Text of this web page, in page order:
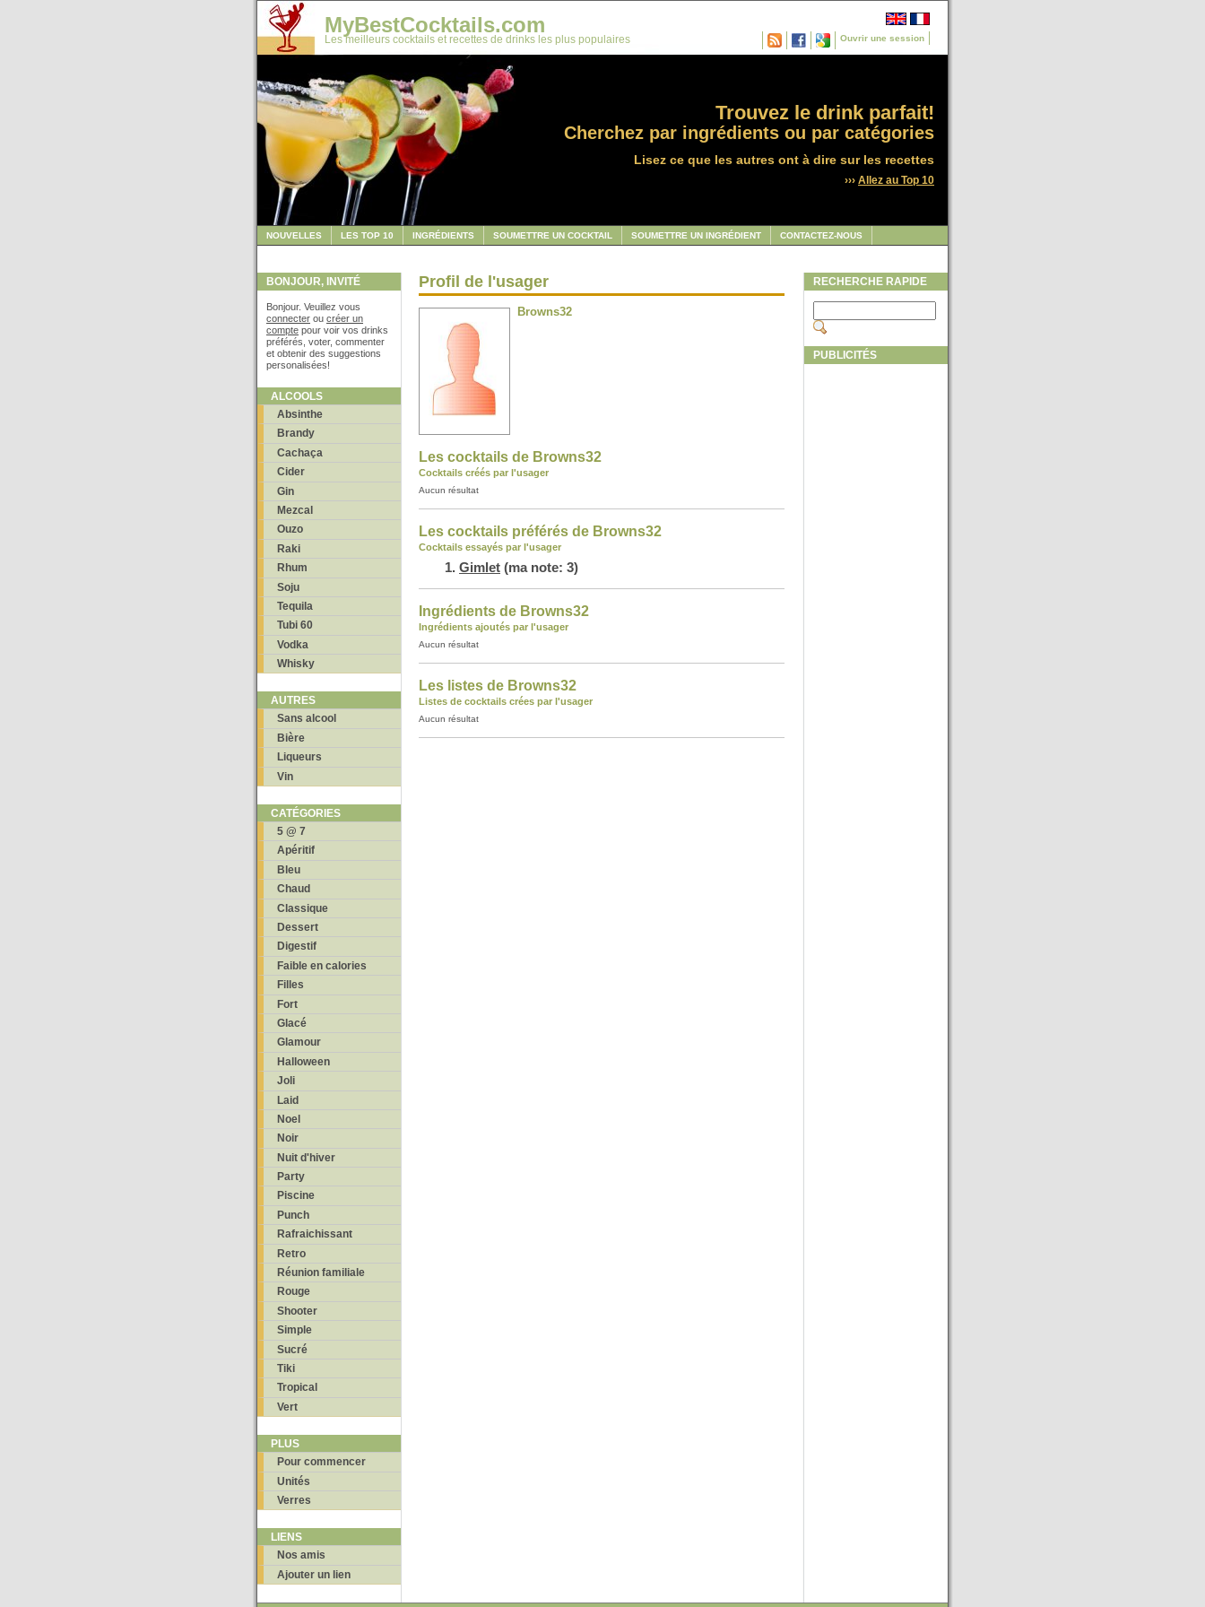
Ouvrir une session
MyBestCocktails.com
Les meilleurs cocktails et recettes de drinks les plus populaires
Trouvez le drink parfait!
Cherchez par ingrédients ou par catégories
Lisez ce que les autres ont à dire sur les recettes
››› Allez au Top 10
NOUVELLES LES TOP 10 INGRÉDIENTS SOUMETTRE UN COCKTAIL SOUMETTRE UN INGRÉDIENT CONTACTEZ-NOUS
BONJOUR, INVITÉ
Bonjour. Veuillez vous
connecter ou créer un
compte pour voir vos drinks
préférés, voter, commenter
et obtenir des suggestions
personalisées!
ALCOOLS
Absinthe
Brandy
Cachaça
Cider
Gin
Mezcal
Ouzo
Raki
Rhum
Soju
Tequila
Tubi 60
Vodka
Whisky
AUTRES
Sans alcool
Bière
Liqueurs
Vin
CATÉGORIES
5 @ 7
Apéritif
Bleu
Chaud
Classique
Dessert
Digestif
Faible en calories
Filles
Fort
Glacé
Glamour
Halloween
Joli
Laid
Noel
Noir
Nuit d'hiver
Party
Piscine
Punch
Rafraichissant
Retro
Réunion familiale
Rouge
Shooter
Simple
Sucré
Tiki
Tropical
Vert
PLUS
Pour commencer
Unités
Verres
LIENS
Nos amis
Ajouter un lien
Profil de l'usager
Browns32
Les cocktails de Browns32
Cocktails créés par l'usager
Aucun résultat
Les cocktails préférés de Browns32
Cocktails essayés par l'usager
Gimlet (ma note: 3)
Ingrédients de Browns32
Ingrédients ajoutés par l'usager
Aucun résultat
Les listes de Browns32
Listes de cocktails crées par l'usager
Aucun résultat
RECHERCHE RAPIDE
PUBLICITÉS